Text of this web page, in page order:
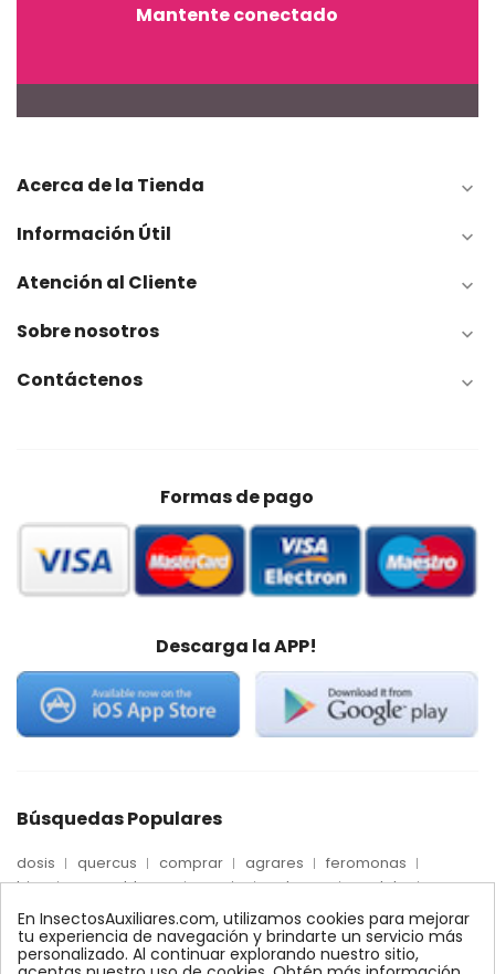
Mantente conectado
Acerca de la Tienda 
Información Útil 
Atención al Cliente 
Sobre nosotros 
Contáctenos 
Formas de pago
Descarga la APP!
Búsquedas Populares
dosis quercus comprar agrares
feromonas
trips
mosca blanca precio palmera
quelato
Econex
control amblyseius araña roja
max
nido encinas alcornoques
conector
xilemax
foresta monitoreo ynject
fertinyect
En InsectosAuxiliares.com, utilizamos cookies para mejorar
tu experiencia de navegación y brindarte un servicio más
personalizado. Al continuar explorando nuestro sitio,